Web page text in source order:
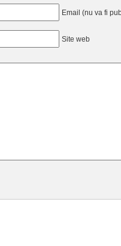
Email (nu va fi
Site web